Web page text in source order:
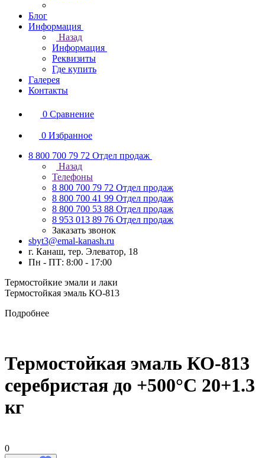
Блог
Информация
Назад
Информация
Реквизиты
Где купить
Галерея
Контакты
0 Сравнение
0 Избранное
8 800 700 79 72 Отдел продаж
Назад
Телефоны
8 800 700 79 72 Отдел продаж
8 800 700 41 99 Отдел продаж
8 800 700 53 88 Отдел продаж
8 953 013 89 76 Отдел продаж
Заказать звонок
sbyt3@emal-kanash.ru
г. Канаш, тер. Элеватор, 18
Пн - ПТ: 8:00 - 17:00
Термостойкие эмали и лаки
Термостойкая эмаль КО-813
Подробнее
Термостойкая эмаль КО-813
серебристая до +500°C 20+1.3
кг
0